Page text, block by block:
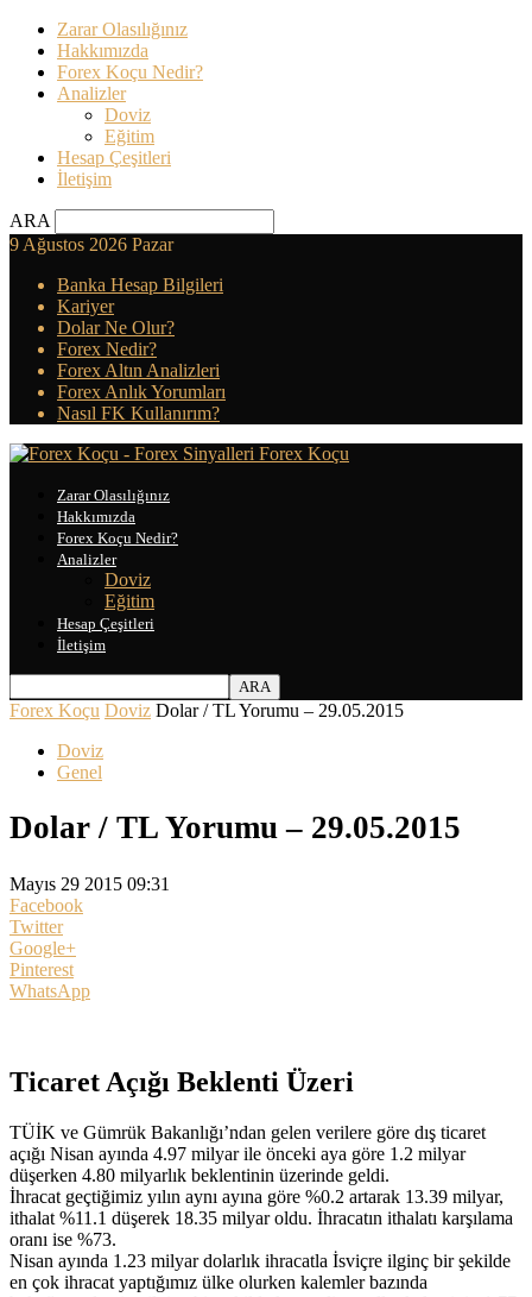
Zarar Olasılığınız
Hakkımızda
Forex Koçu Nedir?
Analizler
Doviz
Eğitim
Hesap Çeşitleri
İletişim
ARA
9 Ağustos 2026 Pazar
Banka Hesap Bilgileri
Kariyer
Dolar Ne Olur?
Forex Nedir?
Forex Altın Analizleri
Forex Anlık Yorumları
Nasıl FK Kullanırım?
Forex Koçu
Zarar Olasılığınız
Hakkımızda
Forex Koçu Nedir?
Analizler
Doviz
Eğitim
Hesap Çeşitleri
İletişim
Forex Koçu Doviz Dolar / TL Yorumu – 29.05.2015
Doviz
Genel
Dolar / TL Yorumu – 29.05.2015
Mayıs 29 2015 09:31
Facebook
Twitter
Google+
Pinterest
WhatsApp
Ticaret Açığı Beklenti Üzeri
TÜİK ve Gümrük Bakanlığı’ndan gelen verilere göre dış ticaret
açığı Nisan ayında 4.97 milyar ile önceki aya göre 1.2 milyar
düşerken 4.80 milyarlık beklentinin üzerinde geldi.
İhracat geçtiğimiz yılın aynı ayına göre %0.2 artarak 13.39 milyar,
ithalat %11.1 düşerek 18.35 milyar oldu. İhracatın ithalatı karşılama
oranı ise %73.
Nisan ayında 1.23 milyar dolarlık ihracatla İsviçre ilginç bir şekilde
en çok ihracat yaptığımız ülke olurken kalemler bazında